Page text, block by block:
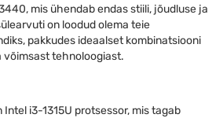
mis ühendab endas stiili, jõudluse ja
on loodud olema teie
pakkudes ideaalset kombinatsiooni
võimsast tehnoloogiast.
i3-1315U protsessor, mis tagab